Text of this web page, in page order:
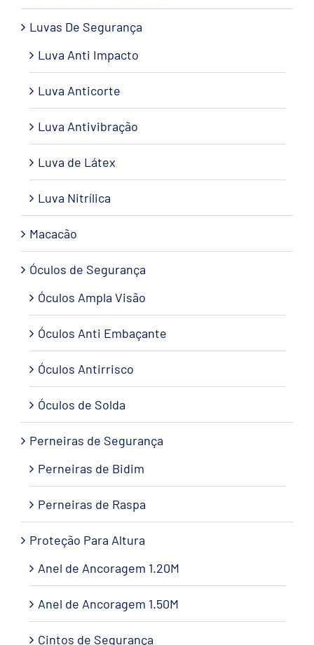
Luvas De Segurança
Luva Anti Impacto
Luva Anticorte
Luva Antivibração
Luva de Látex
Luva Nitrílica
Macacão
Óculos de Segurança
Óculos Ampla Visão
Óculos Anti Embaçante
Óculos Antirrisco
Óculos de Solda
Perneiras de Segurança
Perneiras de Bidim
Perneiras de Raspa
Proteção Para Altura
Anel de Ancoragem 1.20M
Anel de Ancoragem 1.50M
Cintos de Segurança